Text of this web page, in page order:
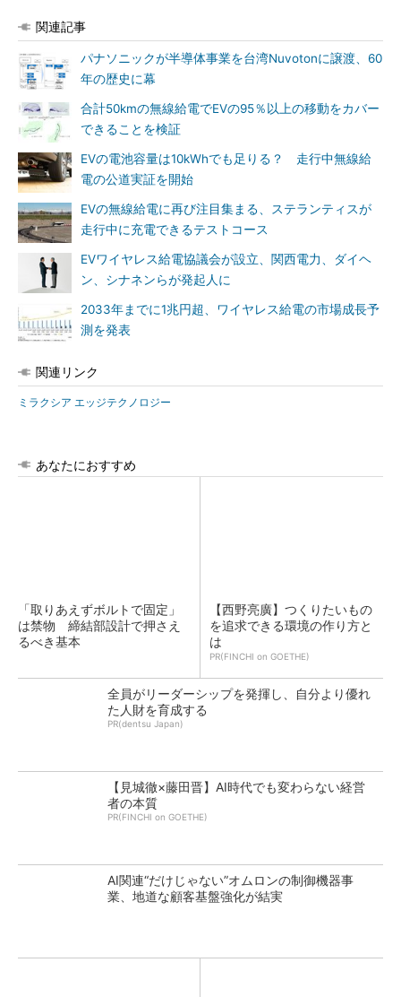
関連記事
パナソニックが半導体事業を台湾Nuvotonに譲渡、60
年の歴史に幕
合計50kmの無線給電でEVの95％以上の移動をカバー
できることを検証
EVの電池容量は10kWhでも足りる？ 走行中無線給
電の公道実証を開始
EVの無線給電に再び注目集まる、ステランティスが
走行中に充電できるテストコース
EVワイヤレス給電協議会が設立、関西電力、ダイヘ
ン、シナネンらが発起人に
2033年までに1兆円超、ワイヤレス給電の市場成長予
測を発表
関連リンク
ミラクシア エッジテクノロジー
あなたにおすすめ
「取りあえずボルトで固定」
は禁物 締結部設計で押さえ
るべき基本
【西野亮廣】つくりたいもの
を追求できる環境の作り方と
は
PR(FINCHI on GOETHE)
全員がリーダーシップを発揮し、自分より優れ
た人財を育成する
PR(dentsu Japan)
【見城徹×藤田晋】AI時代でも変わらない経営
者の本質
PR(FINCHI on GOETHE)
AI関連“だけじゃない”オムロンの制御機器事
業、地道な顧客基盤強化が結実